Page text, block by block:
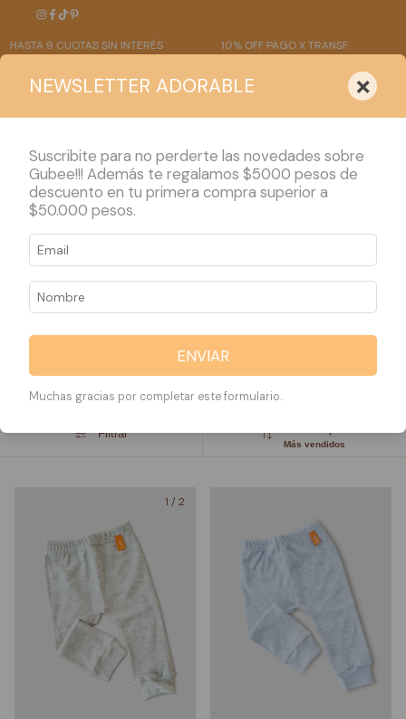
9 CUOTAS SIN INTERÉS 10% OFF PAGO X TRANSF.
PRODUCTOS
TALLE S (3 a 6
meses)
Filtrar
Más vendidos
1 / 2
NEWSLETTER ADORABLE ×
Suscribite para no perderte las novedades sobre
Gubee!!! Además te regalamos $5000 pesos de
descuento en tu primera compra superior a
$50.000 pesos.
ENVIAR
Muchas gracias por completar este formulario.